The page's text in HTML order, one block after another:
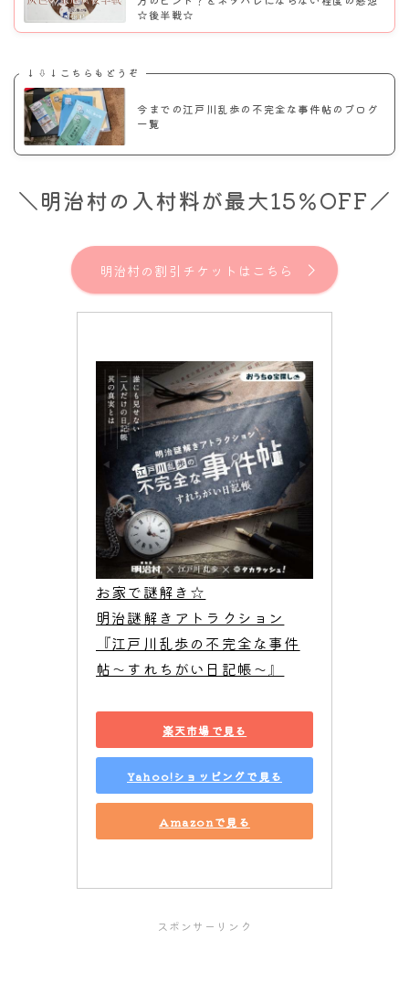
☆後半戦☆
↓⇩↓こちらもどうぞ
今までの江戸川乱歩の不完全な事件帖のブログ
一覧
＼明治村の入村料が最大15％OFF／
明治村の割引チケットはこちら
お家で謎解き☆
明治謎解きアトラクション
『江戸川乱歩の不完全な事件
帖〜すれちがい日記帳〜』
楽天市場で見る
Yahoo!ショッピングで見る
Amazonで見る
スポンサーリンク